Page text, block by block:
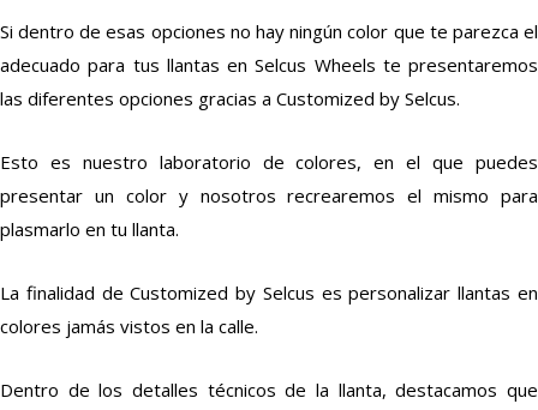
Si dentro de esas opciones no hay ningún color que te parezca el
adecuado para tus llantas en Selcus Wheels te presentaremos
las diferentes opciones gracias a Customized by Selcus.
Esto es nuestro laboratorio de colores, en el que puedes
presentar un color y nosotros recrearemos el mismo para
plasmarlo en tu llanta.
La finalidad de Customized by Selcus es personalizar llantas en
colores jamás vistos en la calle.
Dentro de los detalles técnicos de la llanta, destacamos que